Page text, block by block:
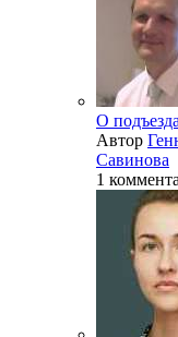
О
Автор
Савинова
1